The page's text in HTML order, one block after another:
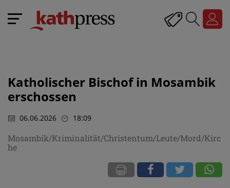
Katholischer Bischof in Mosambik
erschossen
06.06.2026 18:09
Mosambik/Kriminalität/Christentum/Leute/Mord/Kirc
he